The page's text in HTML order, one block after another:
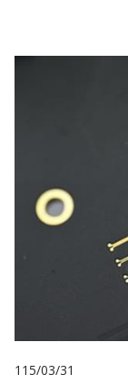
115/03/31